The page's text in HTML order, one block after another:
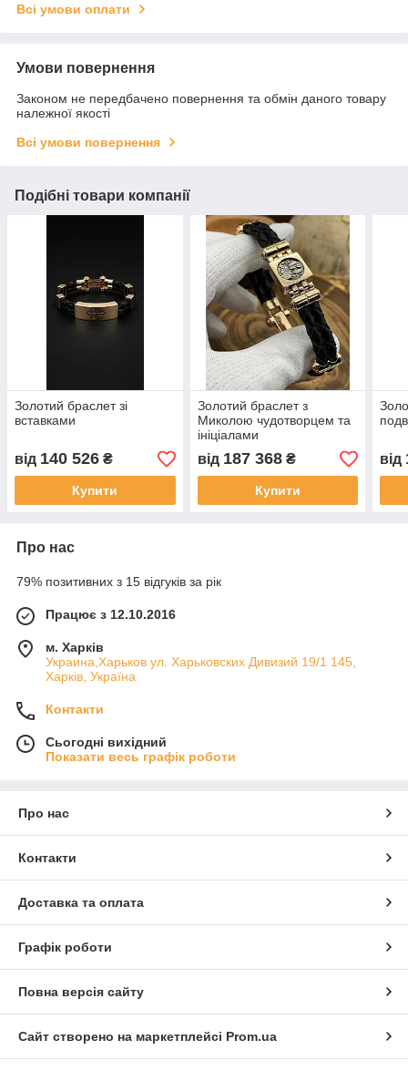
Всі умови оплати
Умови повернення
Законом не передбачено повернення та обмін даного товару
належної якості
Всі умови повернення
Подібні товари компанії
Золотий браслет зі
вставками
від 140 526 ₴
Купити
Золотий браслет з
Миколою чудотворцем та
ініціалами
від 187 368₴
Купити
від
Про нас
79% позитивних з 15 відгуків за рік
Працює з 12.10.2016
м. Харків
Украина,Харьков ул. Харьковских Дивизий 19/1 145,
Харків, Україна
Контакти
Сьогодні вихідний
Показати весь графік роботи
Про нас
Контакти
Доставка та оплата
Графік роботи
Повна версія сайту
Сайт створено на маркетплейсі Prom.ua